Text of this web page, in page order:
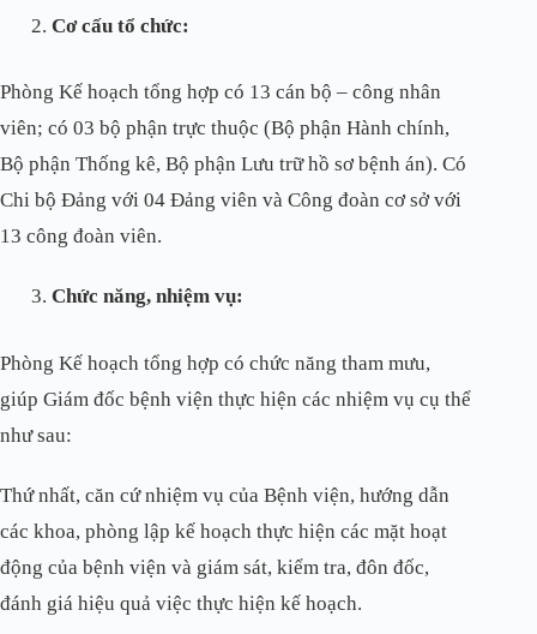
Cơ cấu tổ chức:
Phòng Kế hoạch tổng hợp có 13 cán bộ – công nhân
viên; có 03 bộ phận trực thuộc (Bộ phận Hành chính,
Bộ phận Thống kê, Bộ phận Lưu trữ hồ sơ bệnh án). Có
Chi bộ Đảng với 04 Đảng viên và Công đoàn cơ sở với
13 công đoàn viên.
Chức năng, nhiệm vụ:
Phòng Kế hoạch tổng hợp có chức năng tham mưu,
giúp Giám đốc bệnh viện thực hiện các nhiệm vụ cụ thể
như sau:
Thứ nhất, căn cứ nhiệm vụ của Bệnh viện, hướng dẫn
các khoa, phòng lập kế hoạch thực hiện các mặt hoạt
động của bệnh viện và giám sát, kiểm tra, đôn đốc,
đánh giá hiệu quả việc thực hiện kế hoạch.